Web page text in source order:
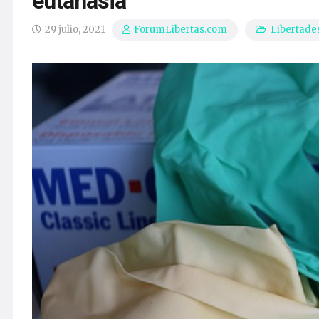
29 julio, 2021 ForumLibertas.com